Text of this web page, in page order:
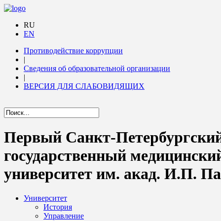
RU
EN
Противодействие коррупции
|
Сведения об образовательной организации
|
ВЕРСИЯ ДЛЯ СЛАБОВИДЯЩИХ
Первый Санкт-
государственный
университет им. акад. И.П.
Университет
История
Управление